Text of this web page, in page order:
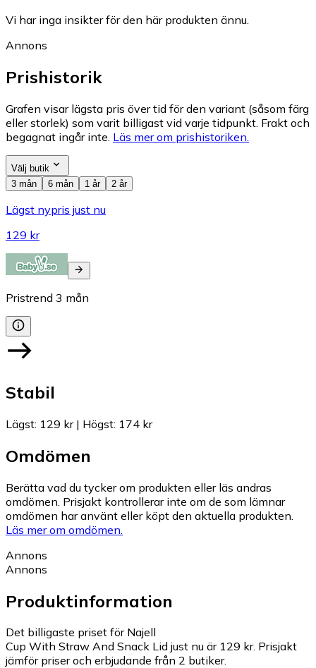
Vi har inga insikter för den här produkten ännu.
Annons
Prishistorik
Grafen visar lägsta pris över tid för den variant (såsom färg
eller storlek) som varit billigast vid varje tidpunkt. Frakt och
begagnat ingår inte. Läs mer om prishistoriken.
Välj butik
3 mån
6 mån 1 år 2 år
Lägst nypris just nu
129 kr
Pristrend 3 mån
Stabil
Lägst: 129 kr| Högst: 174 kr
Omdömen
Berätta vad du tycker om produkten eller läs andras
omdömen. Prisjakt kontrollerar inte om de som lämnar
omdömen har använt eller köpt den aktuella produkten.
Läs mer om omdömen.
Annons
Annons
Produktinformation
Det billigaste priset för Najell
Cup With Straw And Snack Lid just nu är 129 kr. Prisjakt
jämför priser och erbjudande från 2 butiker.